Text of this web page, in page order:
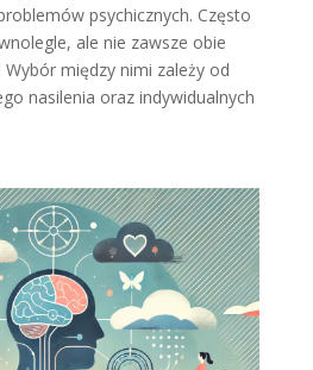
psychicznych. Często
ale nie zawsze obie
między nimi zależy od
nasilenia oraz indywidualnych